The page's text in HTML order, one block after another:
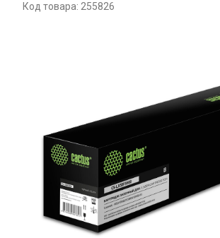
Код товара: 255826